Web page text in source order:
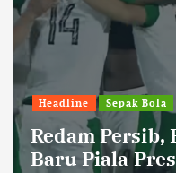
Headline Sepak Bola
Redam Persib,
Baru Piala